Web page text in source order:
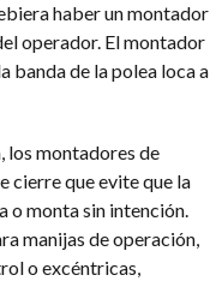
haber un montador
operador. El montador
banda de la polea loca a
los montadores de
cierre que evite que la
o monta sin intención.
manijas de operación,
o excéntricas,